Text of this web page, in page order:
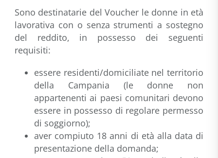
Sono destinatarie del Voucher le donne in età
lavorativa con o senza strumenti a sostegno
del reddito, in possesso dei seguenti
requisiti:
essere residenti/domiciliate nel territorio
della Campania (le donne non
appartenenti ai paesi comunitari devono
essere in possesso di regolare permesso
di soggiorno);
aver compiuto 18 anni di età alla data di
presentazione della domanda;